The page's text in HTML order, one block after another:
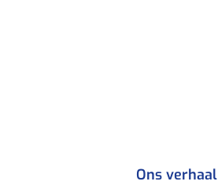
Ons verhaal